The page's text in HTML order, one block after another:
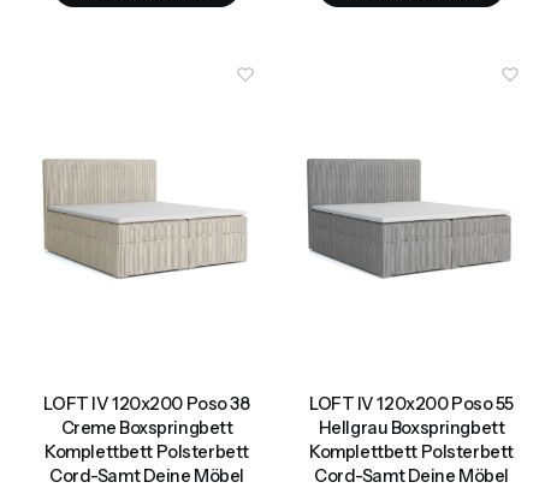
LOFT IV 120x200 Poso 38
Creme Boxspringbett
Komplettbett Polsterbett
Cord-Samt Deine Möbel
LOFT IV 120x200 Poso 55
Hellgrau Boxspringbett
Komplettbett Polsterbett
Cord-Samt Deine Möbel